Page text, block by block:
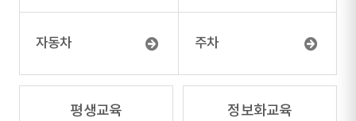
자동차 주차
평생교육 정보화교육